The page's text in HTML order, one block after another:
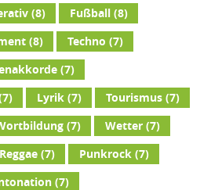
(8) Fußball(8)
(8) Techno (7)
(7)
Lyrik(7) Tourismus(7)
(7) Wetter(7)
Reggae(7) Punkrock(7)
(7)